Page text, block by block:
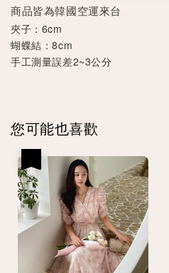
商品皆為韓國空運來台
夾子：6cm
蝴蝶結：8cm
手工測量誤差2~3公分
您可能也喜歡